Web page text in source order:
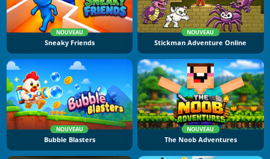
NOUVEAU
Sneaky Friends
NOUVEAU
Stickman Adventure Online
NOUVEAU
Bubble Blasters
NOUVEAU
The Noob Adventures